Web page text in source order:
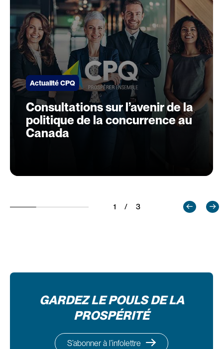
Actualité CPQ
Consultations sur l’avenir de la
politique de la concurrence au
Canada
1 / 3
GARDEZ LE POULS DE LA
PROSPÉRITÉ
S’abonner à l’infolettre